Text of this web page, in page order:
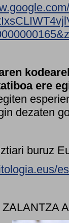
ere
dezaten
buruz